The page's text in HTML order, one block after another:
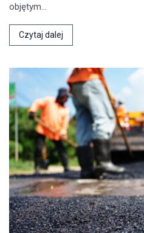
objętym…
Czytaj dalej